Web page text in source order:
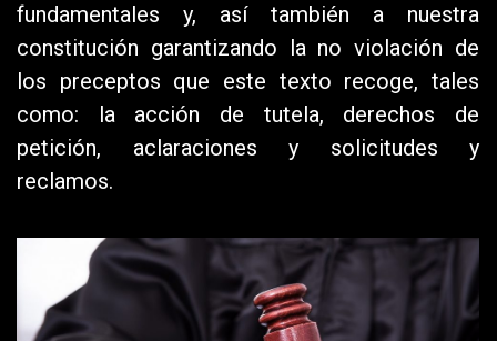
fundamentales y, así también a nuestra
constitución garantizando la no violación de
los preceptos que este texto recoge, tales
como: la acción de tutela, derechos de
petición, aclaraciones y solicitudes y
reclamos.